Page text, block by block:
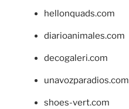
hellonquads.com
diarioanimales.com
decogaleri.com
unavozparadios.com
shoes-vert.com